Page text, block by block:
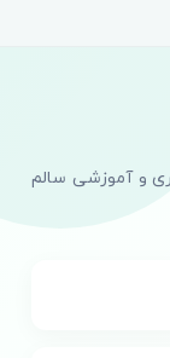
و آموزشی سالم